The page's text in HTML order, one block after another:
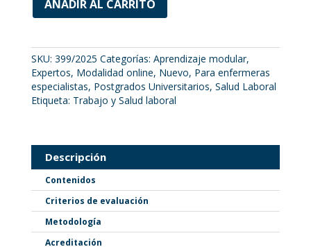
AÑADIR AL CARRITO
SKU: 399/2025 Categorías: Aprendizaje modular,
Expertos, Modalidad online, Nuevo, Para enfermeras
especialistas, Postgrados Universitarios, Salud Laboral
Etiqueta: Trabajo y Salud laboral
Descripción
Contenidos
Criterios de evaluación
Metodología
Acreditación